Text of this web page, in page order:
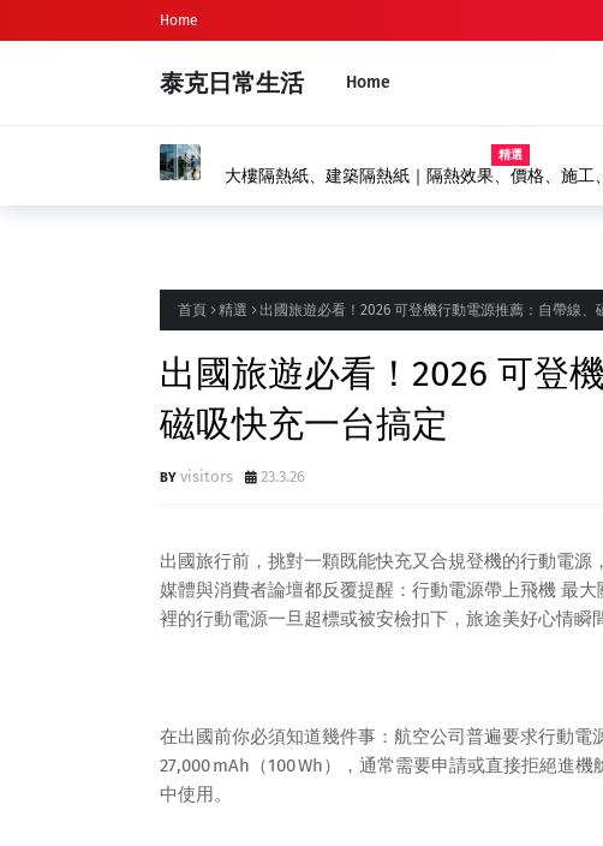
Home
泰克日常生活 Home
精選
大樓隔熱紙、建築隔熱紙｜隔熱效果、價格、施工
首頁 精選 出國旅遊必看！2026 可登機行動電源推薦：自帶線、
出國旅遊必看！2026 可登
磁吸快充一台搞定
visitors 23.3.26
出國旅行前，挑對一顆既能快充又合規登機的行動電源
媒體與消費者論壇都反覆提醒：行動電源帶上飛機 最
裡的行動電源一旦超標或被安檢扣下，旅途美好心情瞬
在出國前你必須知道幾件事：航空公司普遍要求行動
27,000 mAh（100 Wh），通常需要申請或直接拒絕進
中使用。